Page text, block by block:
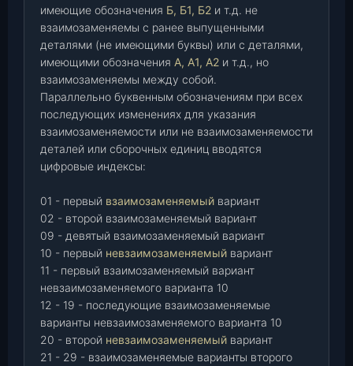
имеющие обозначения Б, Б1, Б2 и т.д. не
взаимозаменяемы с ранее выпущенными
деталями (не имеющими буквы) или с деталями,
имеющими обозначения А, А1, А2 и т.д., но
взаимозаменяемы между собой.
Параллельно буквенным обозначениям при всех
последующих изменениях для указания
взаимозаменяемости или не взаимозаменяемости
деталей или сборочных единиц вводятся
цифровые индексы:
01 - первый взаимозаменяемый вариант
02 - второй взаимозаменяемый вариант
09 - девятый взаимозаменяемый вариант
10 - первый невзаимозаменяемый вариант
11 - первый взаимозаменяемый вариант
невзаимозаменяемого варианта 10
12 - 19 - последующие взаимозаменяемые
варианты невзаимозаменяемого варианта 10
20 - второй невзаимозаменяемый вариант
21 - 29 - взаимозаменяемые варианты второго